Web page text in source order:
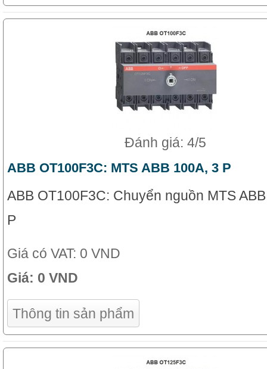
Đánh giá: 4/5
ABB OT100F3C: MTS ABB 100A, 3 P
ABB OT100F3C: Chuyển nguồn MTS
P
Giá có VAT: 0 VND
Giá: 0 VND
Thông tin sản phẩm